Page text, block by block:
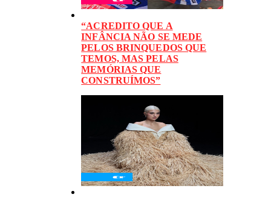
“ACREDITO QUE A
INFÂNCIA NÃO SE MEDE
PELOS BRINQUEDOS QUE
TEMOS, MAS PELAS
MEMÓRIAS QUE
CONSTRUÍMOS”